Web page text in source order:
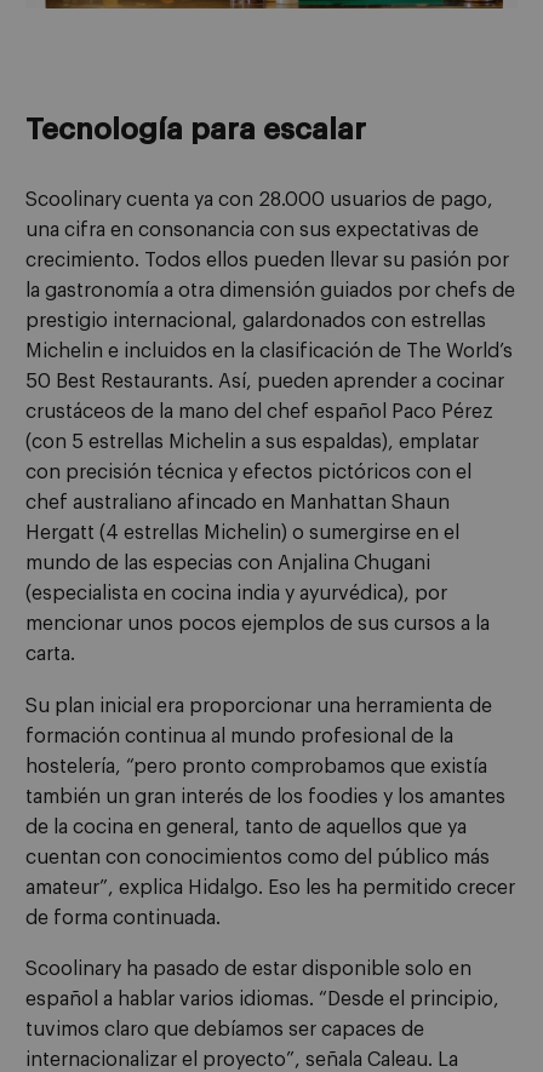
Tecnología para escalar
Scoolinary cuenta ya con 28.000 usuarios de pago,
una cifra en consonancia con sus expectativas de
crecimiento. Todos ellos pueden llevar su pasión por
la gastronomía a otra dimensión guiados por chefs de
prestigio internacional, galardonados con estrellas
Michelin e incluidos en la clasificación de The World’s
50 Best Restaurants. Así, pueden aprender a cocinar
crustáceos de la mano del chef español Paco Pérez
(con 5 estrellas Michelin a sus espaldas), emplatar
con precisión técnica y efectos pictóricos con el
chef australiano afincado en Manhattan Shaun
Hergatt (4 estrellas Michelin) o sumergirse en el
mundo de las especias con Anjalina Chugani
(especialista en cocina india y ayurvédica), por
mencionar unos pocos ejemplos de sus cursos a la
carta.
Su plan inicial era proporcionar una herramienta de
formación continua al mundo profesional de la
hostelería, “pero pronto comprobamos que existía
también un gran interés de los foodies y los amantes
de la cocina en general, tanto de aquellos que ya
cuentan con conocimientos como del público más
amateur”, explica Hidalgo. Eso les ha permitido crecer
de forma continuada.
Scoolinary ha pasado de estar disponible solo en
español a hablar varios idiomas. “Desde el principio,
tuvimos claro que debíamos ser capaces de
internacionalizar el proyecto”, señala Caleau. La